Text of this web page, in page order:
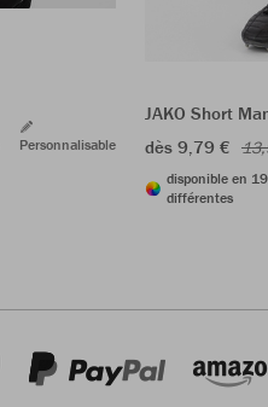
Personnalisable
JAKO Short
dès 9,79 €
disponible en
différentes